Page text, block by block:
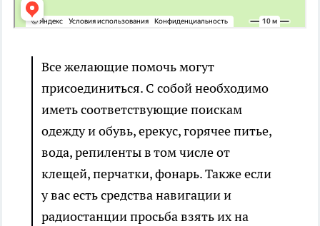
Все желающие помочь могут
присоединиться. С собой необходимо
иметь соответствующие поискам
одежду и обувь, ерекус, горячее питье,
вода, репиленты в том числе от
клещей, перчатки, фонарь. Также если
у вас есть средства навигации и
радиостанции просьба взять их на